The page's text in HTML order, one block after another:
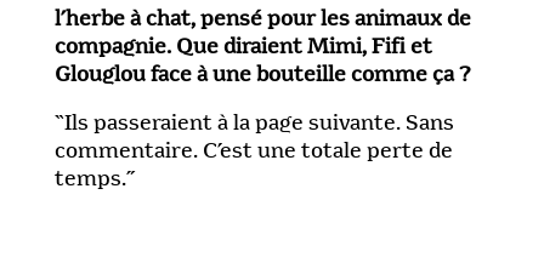
l’herbe à chat, pensé pour les animaux de
compagnie. Que diraient Mimi, Fifi et
Glouglou face à une bouteille comme ça ?
“Ils passeraient à la page suivante. Sans
commentaire. C’est une totale perte de
temps.”